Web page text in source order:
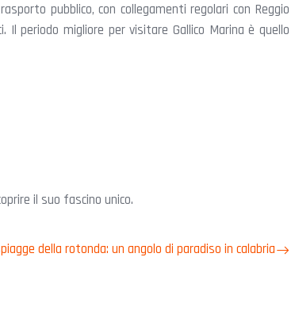
pubblico, con collegamenti regolari con Reggio
periodo migliore per visitare Gallico Marina è quello
il suo fascino unico.
della rotonda: un angolo di paradiso in calabria